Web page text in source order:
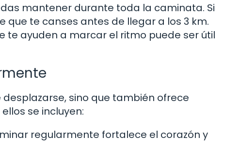
mantener durante toda la caminata. Si
te canses antes de llegar a los 3 km.
te ayuden a marcar el ritmo puede ser útil
sino que también ofrece
se incluyen:
regularmente fortalece el corazón y